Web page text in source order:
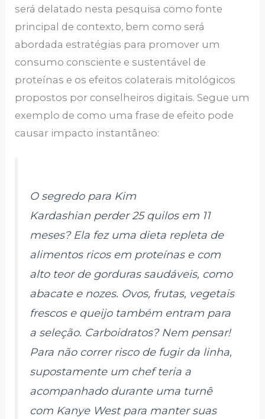
será delatado nesta pesquisa como fonte
principal de contexto, bem como será
abordada estratégias para promover um
consumo consciente e sustentável de
proteínas e os efeitos colaterais mitológicos
propostos por conselheiros digitais. Segue um
exemplo de como uma frase de efeito pode
causar impacto instantâneo:
O segredo para Kim
Kardashian perder 25 quilos em 11
meses? Ela fez uma dieta repleta de
alimentos ricos em proteínas e com
alto teor de gorduras saudáveis, ​​como
abacate e nozes. Ovos, frutas, vegetais
frescos e queijo também entram para
a seleção. Carboidratos? Nem pensar!
Para não correr risco de fugir da linha,
supostamente um chef teria a
acompanhado durante uma turnê
com Kanye West para manter suas